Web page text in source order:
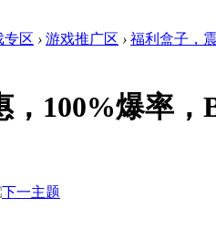
专区 › 游戏推广区 › 福利盒子，
100%爆率